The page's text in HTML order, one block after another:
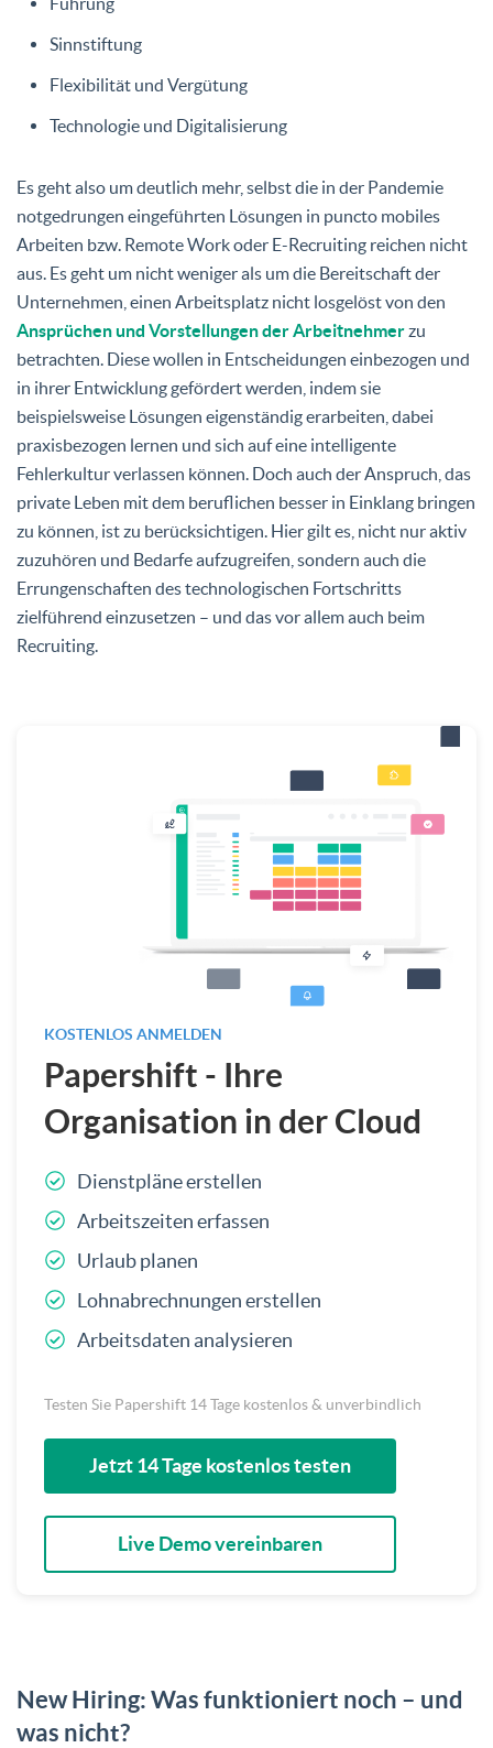
Sinnstiftung
Flexibilität und Vergütung
Technologie und Digitalisierung
Es geht also um deutlich mehr, selbst die in der Pandemie
notgedrungen eingeführten Lösungen in puncto mobiles
Arbeiten bzw. Remote Work oder E-Recruiting reichen nicht
aus. Es geht um nicht weniger als um die Bereitschaft der
Unternehmen, einen Arbeitsplatz nicht losgelöst von den
Ansprüchen und Vorstellungen der Arbeitnehmerzu
betrachten. Diese wollen in Entscheidungen einbezogen und
in ihrer Entwicklung gefördert werden, indem sie
beispielsweise Lösungen eigenständig erarbeiten, dabei
praxisbezogen lernen und sich auf eine intelligente
Fehlerkultur verlassen können. Doch auch der Anspruch, das
private Leben mit dem beruflichen besser in Einklang bringen
zu können, ist zu berücksichtigen. Hier gilt es, nicht nur aktiv
zuzuhören und Bedarfe aufzugreifen, sondern auch die
Errungenschaften des technologischen Fortschritts
zielführend einzusetzen – und das vor allem auch beim
Recruiting.
KOSTENLOS ANMELDEN
Papershift - Ihre
Organisation in der Cloud
Dienstpläne erstellen
Arbeitszeiten erfassen
Urlaub planen
Lohnabrechnungen erstellen
Arbeitsdaten analysieren
Testen Sie Papershift 14 Tage kostenlos & unverbindlich
Jetzt 14 Tage kostenlos testen
Live Demo vereinbaren
New Hiring: Was funktioniert noch – und
was nicht?